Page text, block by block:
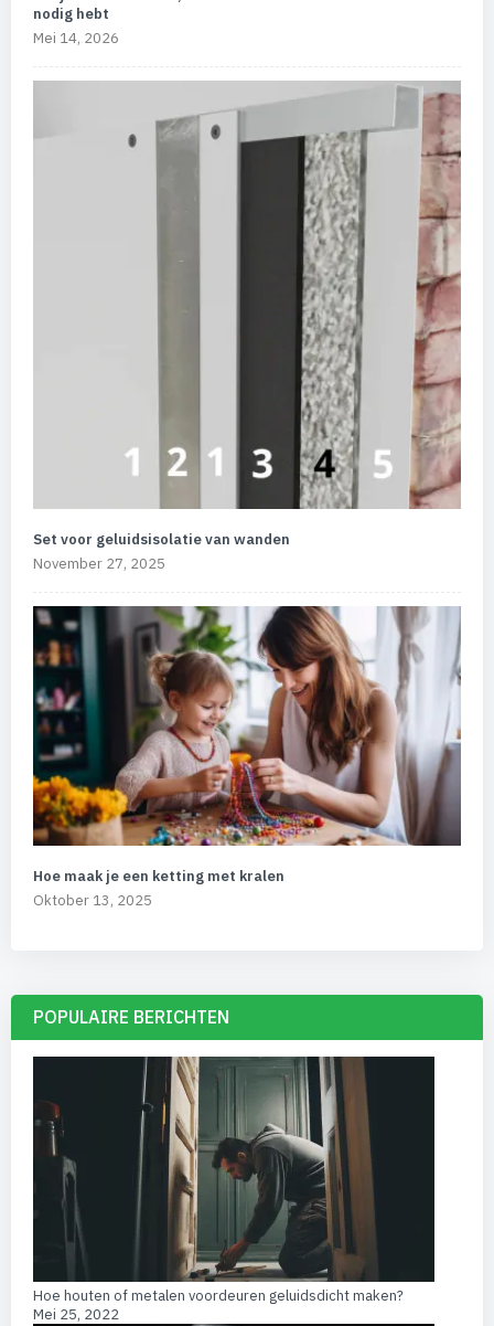
nodig hebt
Mei 14, 2026
Set voor geluidsisolatie van wanden
November 27, 2025
Hoe maak je een ketting met kralen
Oktober 13, 2025
POPULAIRE BERICHTEN
Hoe houten of metalen voordeuren geluidsdicht maken?
Mei 25, 2022